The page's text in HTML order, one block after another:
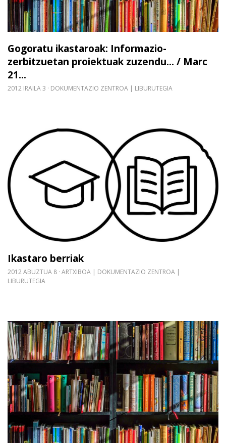
Gogoratu ikastaroak: Informazio-
zerbitzuetan proiektuak zuzendu... / Marc
21...
2012 IRAILA 3 DOKUMENTAZIO ZENTROA | LIBURUTEGIA
Ikastaro berriak
2012 ABUZTUA 8 ARTXIBOA | DOKUMENTAZIO ZENTROA |
LIBURUTEGIA
Gehiago irakurri: Ikastaro berriak
Gehiago irakurri: [15-09-2012 / 16-10-2012]